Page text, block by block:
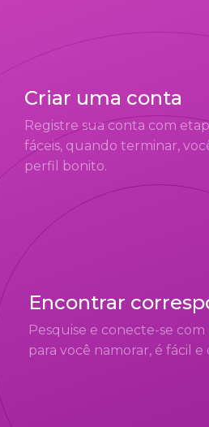
Criar uma conta
Registre sua conta com
fáceis, quando terminar,
perfil bonito.
Encontrar
Pesquise e conecte-se
para você namorar, é fácil e